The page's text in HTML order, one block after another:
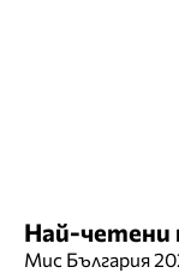
Най-четени
Мис България